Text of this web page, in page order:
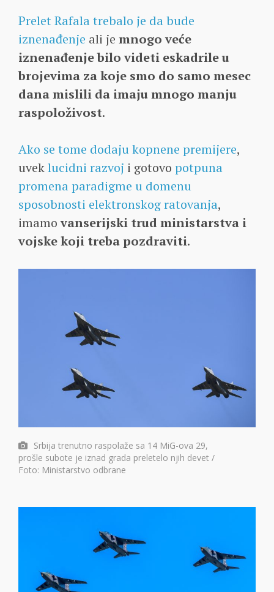
Prelet Rafala trebalo je da bude
iznenađenje ali je mnogo veće
iznenađenje bilo videti eskadrile u
brojevima za koje smo do samo mesec
dana mislili da imaju mnogo manju
raspoloživost.
Ako se tome dodaju kopnene premijere,
uveklucidni razvoj i gotovo potpuna
promena paradigme u domenu
sposobnosti elektronskog ratovanja,
imamovanserijski trud ministarstva i
vojske koji treba pozdraviti.
Srbija trenutno raspolaže sa 14 MiG-ova 29,
prošle subote je iznad grada preletelo njih devet /
Foto: Ministarstvo odbrane